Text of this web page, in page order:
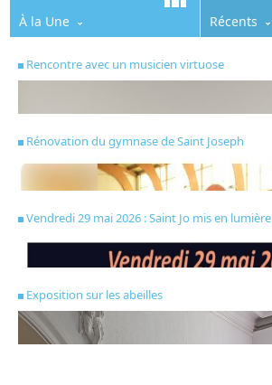
À la Une Récents
Rencontre avec un musicien virtuose
Rénovation du gymnase de Saint Joseph
Vendredi 29 mai 2026 : Saint Jo mis en lumière
Exposition sur les abeilles